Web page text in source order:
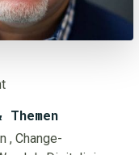
, Change-